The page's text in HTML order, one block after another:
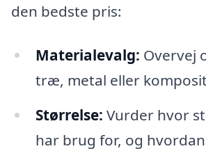
den bedste pris:
Materialevalg: Overvej
træ, metal eller
Størrelse: Vurder hvor
har brug for, og